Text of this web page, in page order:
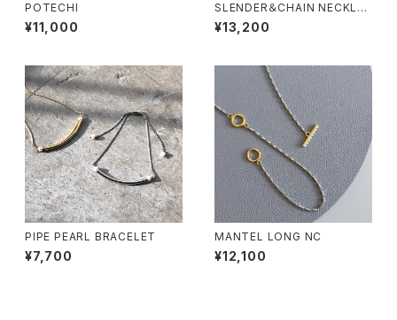
POTECHI
¥11,000
SLENDER＆CHAIN NECKLA
CE
¥13,200
PIPE PEARL BRACELET
¥7,700
MANTEL LONG NC
¥12,100